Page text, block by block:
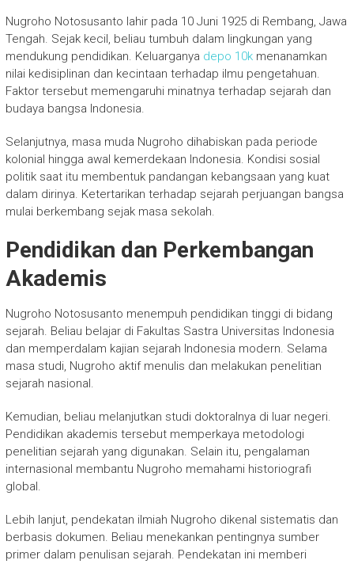
Nugroho Notosusanto lahir pada 10 Juni 1925 di Rembang, Jawa
Tengah. Sejak kecil, beliau tumbuh dalam lingkungan yang
mendukung pendidikan. Keluarganya depo 10kmenanamkan
nilai kedisiplinan dan kecintaan terhadap ilmu pengetahuan.
Faktor tersebut memengaruhi minatnya terhadap sejarah dan
budaya bangsa Indonesia.
Selanjutnya, masa muda Nugroho dihabiskan pada periode
kolonial hingga awal kemerdekaan Indonesia. Kondisi sosial
politik saat itu membentuk pandangan kebangsaan yang kuat
dalam dirinya. Ketertarikan terhadap sejarah perjuangan bangsa
mulai berkembang sejak masa sekolah.
Pendidikan dan Perkembangan
Akademis
Nugroho Notosusanto menempuh pendidikan tinggi di bidang
sejarah. Beliau belajar di Fakultas Sastra Universitas Indonesia
dan memperdalam kajian sejarah Indonesia modern. Selama
masa studi, Nugroho aktif menulis dan melakukan penelitian
sejarah nasional.
Kemudian, beliau melanjutkan studi doktoralnya di luar negeri.
Pendidikan akademis tersebut memperkaya metodologi
penelitian sejarah yang digunakan. Selain itu, pengalaman
internasional membantu Nugroho memahami historiografi
global.
Lebih lanjut, pendekatan ilmiah Nugroho dikenal sistematis dan
berbasis dokumen. Beliau menekankan pentingnya sumber
primer dalam penulisan sejarah. Pendekatan ini memberi